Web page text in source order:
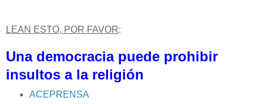
LEAN ESTO, POR FAVOR:
Una democracia puede prohibir
insultos a la religión
ACEPRENSA